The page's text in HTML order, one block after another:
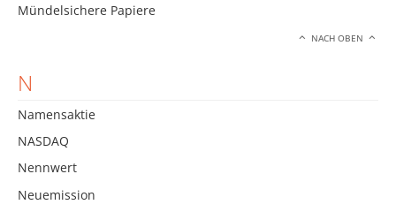
Mündelsichere Papiere
NACH OBEN
N
Namensaktie
NASDAQ
Nennwert
Neuemission